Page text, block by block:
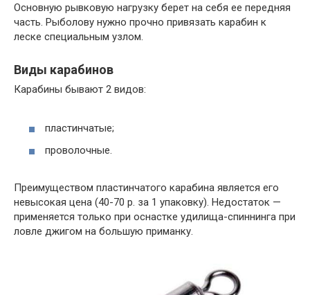
Основную рывковую нагрузку берет на себя ее передняя
часть. Рыболову нужно прочно привязать карабин к
леске специальным узлом.
Виды карабинов
Карабины бывают 2 видов:
пластинчатые;
проволочные.
Преимуществом пластинчатого карабина является его
невысокая цена (40-70 р. за 1 упаковку). Недостаток —
применяется только при оснастке удилища-спиннинга при
ловле джигом на большую приманку.